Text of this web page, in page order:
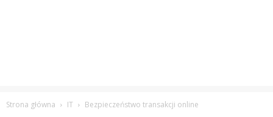
Strona główna IT Bezpieczeństwo transakcji online